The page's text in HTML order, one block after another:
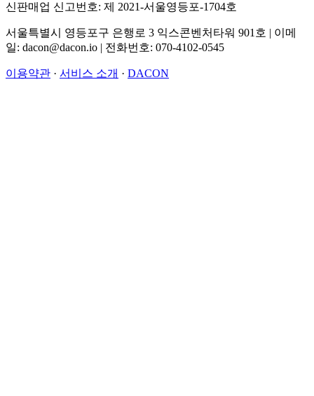
신판매업 신고번호: 제 2021-서울영등포-1704호
서울특별시 영등포구 은행로 3 익스콘벤처타워 901호 | 이메
일: dacon@dacon.io | 전화번호: 070-4102-0545
이용약관 · 서비스 소개 · DACON